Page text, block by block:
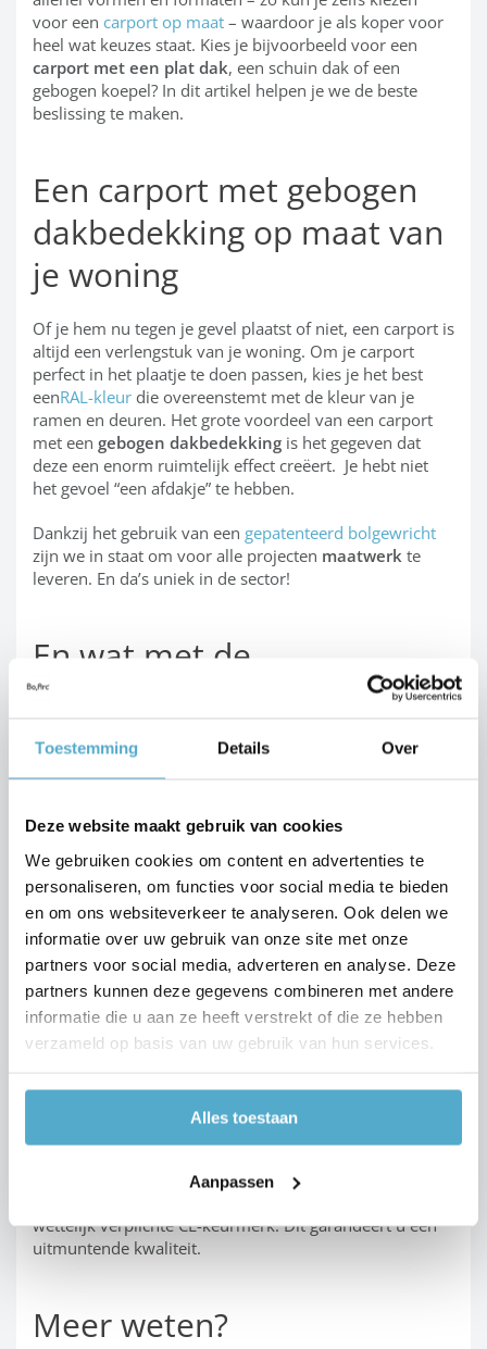
Toestemming Details Over
Deze website maakt gebruik van cookies
We gebruiken cookies om content en advertenties te
personaliseren, om functies voor social media te bieden
en om ons websiteverkeer te analyseren. Ook delen we
informatie over uw gebruik van onze site met onze
partners voor social media, adverteren en analyse. Deze
partners kunnen deze gegevens combineren met andere
informatie die u aan ze heeft verstrekt of die ze hebben
verzameld op basis van uw gebruik van hun services.
Alles toestaan
Aanpassen
voor een carport op maat – waardoor je als koper voor
heel wat keuzes staat. Kies je bijvoorbeeld voor een
carport met een plat dak, een schuin dak of een
gebogen koepel? In dit artikel helpen je we de beste
beslissing te maken.
Een carport met gebogen
dakbedekking op maat van
je woning
Of je hem nu tegen je gevel plaatst of niet, een carport is
altijd een verlengstuk van je woning. Om je carport
perfect in het plaatje te doen passen, kies je het best
eenRAL-kleur die overeenstemt met de kleur van je
ramen en deuren. Het grote voordeel van een carport
met een gebogen dakbedekking is het gegeven dat
deze een enorm ruimtelijk effect creëert. Je hebt niet
het gevoel “een afdakje” te hebben.
Dankzij het gebruik van een gepatenteerd bolgewricht
zijn we in staat om voor alle projecten maatwerk te
leveren. En da’s uniek in de sector!
En wat met de
dakbedekking van je
carport?
er nog een andere belangrijke knoop om door te
dakbedekking
buiten kijf datmassief polycarbonaathet stevigste en
meest onderhoudsvriendelijke materiaal op de markt is
voor dakbedekkingen van carports. Het geeft je ook drie
interessante opties:
Met een dakbedekking vantransparantmassief
polycarbonaat geniet je altijd van een optimale
lichtinval en een ruimtelijk gevoel.
Eenzonwerende dakbedekkingbiedt schaduw –
wilt gebruiken.
fumé dakbedekking
wettelijk verplichte CE-keurmerk. Dit garandeert u een
uitmuntende kwaliteit.
Meer weten?